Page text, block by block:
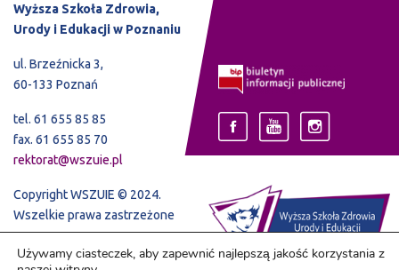
Wyższa Szkoła Zdrowia,
Urody i Edukacji w Poznaniu
ul. Brzeźnicka 3,
60-133 Poznań
tel. 61 655 85 85
fax. 61 655 85 70
rektorat@wszuie.pl
Copyright WSZUIE © 2024.
Wszelkie prawa zastrzeżone
Używamy ciasteczek, aby zapewnić najlepszą jakość korzystania z